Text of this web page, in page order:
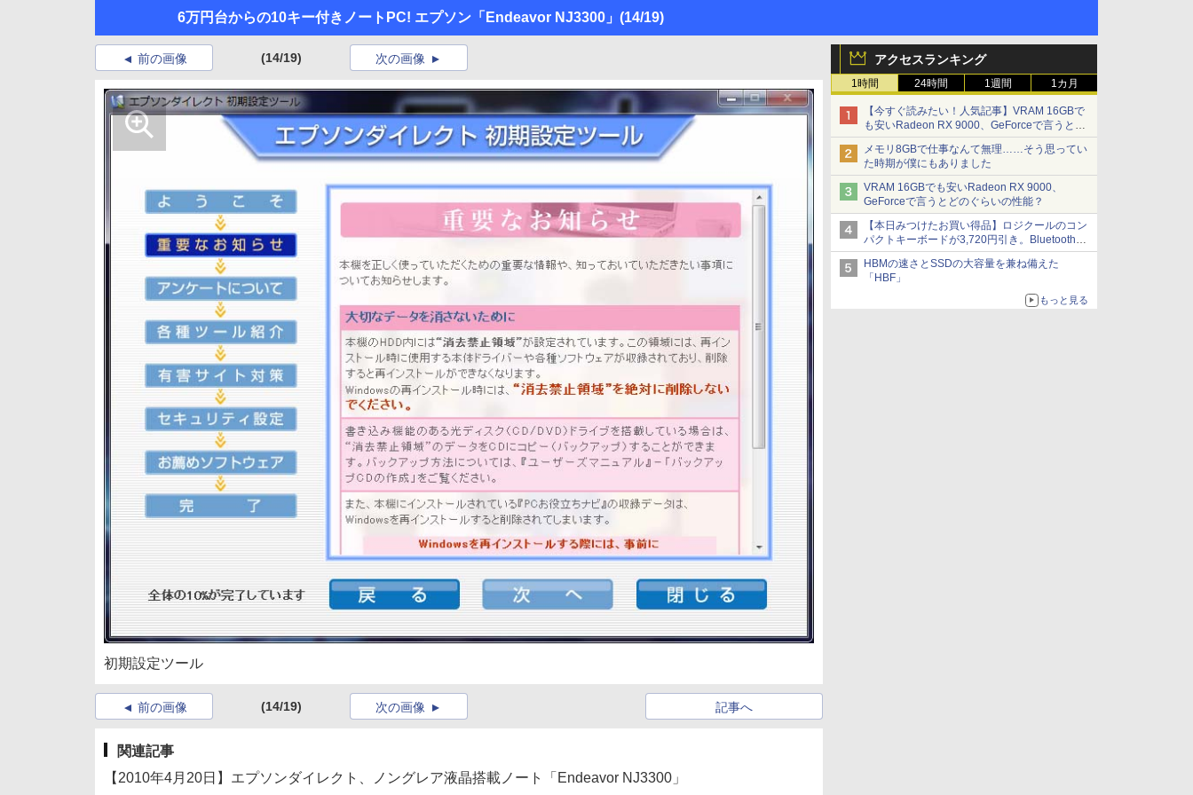
6万円台からの10キー付きノートPC! エプソン「Endeavor NJ3300」 (14/19)
アクセスランキング
1時間 24時間 1週間 1カ月
【今すぐ読みたい！人気記事】VRAM 16GBで
も安いRadeon RX 9000、GeForceで言うとど
のぐらいの性能？ - PC Watch
メモリ8GBで仕事なんて無理……そう思ってい
た時期が僕にもありました
VRAM 16GBでも安いRadeon RX 9000、
GeForceで言うとどのぐらいの性能？
【本日みつけたお買い得品】ロジクールのコン
パクトキーボードが3,720円引き。Bluetoothで3
台接続対応
HBMの速さとSSDの大容量を兼ね備えた
「HBF」
もっと見る
前の画像 (14/19) 次の画像
初期設定ツール
前の画像 (14/19) 記事へ
次の画像
関連記事
【2010年4月20日】エプソンダイレクト、ノングレア液晶搭載ノート「Endeavor NJ3300」